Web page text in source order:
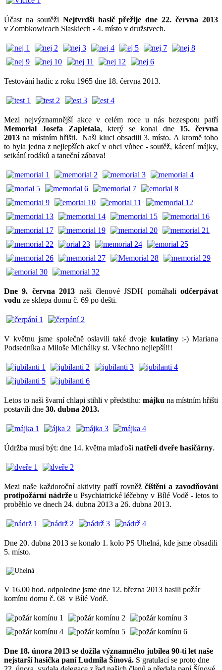
Účast na soutěži Nejtvrdší hasič přežije dne 22. června 2013
v Zombkowicach Slaskiech - 4. místo v družstvech.
Testování hadic z roku 1965 dne 18. června 2013.
Mezi nejvýznamnější akce v celém roce u nás bezespotu patří
Memorial Josefa Zapletala, který se konal dne 15. června
2013 na místním hřišti. Naši kluci obsadili 3. místo. A kromě toho
to byla jedna z nejlepších akcí v obci vůbec - soutěž, kácení májky,
setkání rodáků a taneční zábava!
Dne 9. června 2013 naši členové JSDH pomáhali odčerpávat
vodu ze sklepa domu č. 69 po dešti.
V květnu jsme společně oslavili také dvoje kulatiny:-) Mariana
Podsedníka a Miloše Michálky st. Všechno nejlepší!!!
Letos to naši švarní chlapi stihli v předstihu: májku na místním hřišti
postavili dne 30. dubna 2013.
Údržba musí být: dne 14. května mlaďoši natřeli dveře hasičárny.
Mezi naše každoroční aktivity patří rovněž čištění a zavodňování
protipožární nádržeu Psychiatrické léčebny v Bílé Vodě - letos to
proběhlo ve dnech 24. dubna 2013 a 26. dubna 2013.
Dne 20. dubna 2013 se konalo 1. kolo PS Uhelná, kde jsme obsadili
5. místo.
V 16.00 hod. odpoledne jsme dne 12. března 2013 hasili požár
komínu domu č. 68 v Bílé Vodě.
Dne 18. února 2013 se dožila významného jubilea 90-ti let naše
nejstarší hasička paní Ludmila Šínová. S gratulací se proto dne